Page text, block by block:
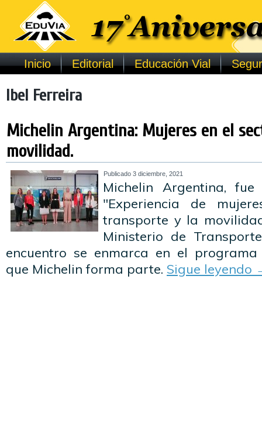
Inicio Editorial Educación Vial
Ibel Ferreira
Michelin Argentina: Mujeres en el
movilidad.
Publicado 3 diciembre, 2021
Michelin Argentina,
"Experiencia de
transporte y la
Ministerio de
encuentro se enmarca en el programa
que Michelin forma parte. Sigue leyendo